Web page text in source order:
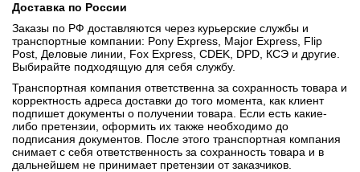
Доставка по России
Заказы по РФ доставляются через курьерские службы и
транспортные компании: Pony Express, Major Express, Flip
Post, Деловые линии, Fox Express, CDEK, DPD, КСЭ и другие.
Выбирайте подходящую для себя службу.
Транспортная компания ответственна за сохранность товара и
корректность адреса доставки до того момента, как клиент
подпишет документы о получении товара. Если есть какие-
либо претензии, оформить их также необходимо до
подписания документов. После этого транспортная компания
снимает с себя ответственность за сохранность товара и в
дальнейшем не принимает претензии от заказчиков.